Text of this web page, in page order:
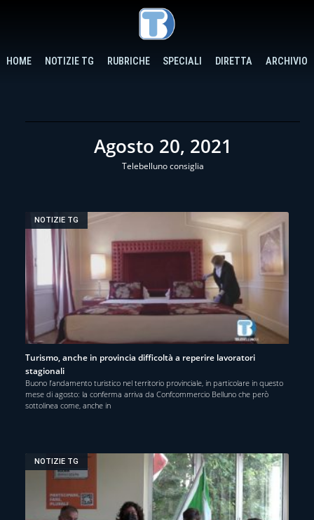
HOME NOTIZIE TG RUBRICHE SPECIALI DIRETTA ARCHIVIO
Agosto 20, 2021
Telebelluno consiglia
NOTIZIE TG
Turismo, anche in provincia difficoltà a reperire lavoratori
stagionali
Buono l’andamento turistico nel territorio provinciale, in particolare in questo
mese di agosto: la conferma arriva da Confcommercio Belluno che però
sottolinea come, anche in
NOTIZIE TG